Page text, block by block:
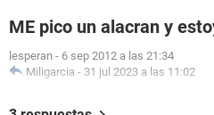
ME pico un alacran y
lesperan - 6 sep 2012 a las 21:34
Miligarcia - 31 jul 2023 a las 11:02